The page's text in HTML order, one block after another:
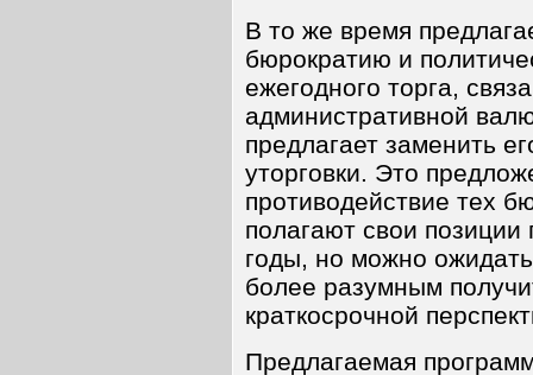
В то же время
бюрократию и
ежегодного торга,
административной
предлагает заменить
уторговки. Это
противодействие тех
полагают свои
годы, но можно
более разумным
краткосрочной
Предлагаемая